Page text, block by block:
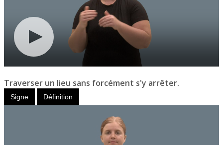
Traverser un lieu sans forcément s'y arrêter.
Signe Définition